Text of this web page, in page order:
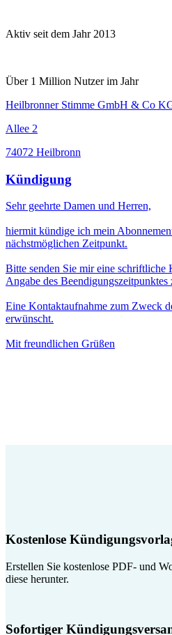
Aktiv seit dem Jahr 2013
Über 1 Million Nutzer im Jahr
Heilbronner Stimme GmbH & Co
Allee 2
74072 Heilbronn
Kündigung
Sehr geehrte Damen und Herren,
hiermit kündige ich mein
nächstmöglichen Zeitpunkt.
Bitte senden Sie mir eine schriftliche
Angabe des Beendigungszeitpunktes
Eine Kontaktaufnahme zum Zweck
erwünscht.
Mit freundlichen Grüßen
Kostenlose
Erstellen Sie kostenlose PDF- und
diese herunter.
Sofortiger